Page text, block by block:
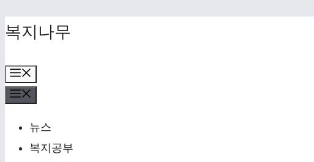
Skip
content
복지나무
뉴스
복지공부